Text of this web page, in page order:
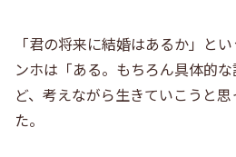
「君の将来に結婚はあるか」と
ンホは「ある。もちろん具体的
ど、考えながら生きていこうと
た。